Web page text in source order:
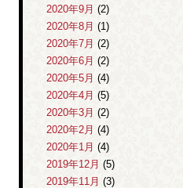
2020年9月 (2)
2020年8月 (1)
2020年7月 (2)
2020年6月 (2)
2020年5月 (4)
2020年4月 (5)
2020年3月 (2)
2020年2月 (4)
2020年1月 (4)
2019年12月 (5)
2019年11月 (3)